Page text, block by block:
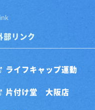
部リンク
ライフキャップ運動
片付け堂 大阪店